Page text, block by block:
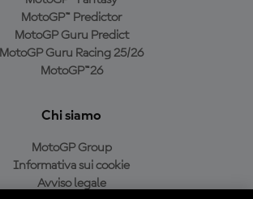
MotoGP™ Predictor
MotoGP Guru Predict
MotoGP Guru Racing 25/26
MotoGP™26
Chi siamo
MotoGP Group
Informativa sui cookie
Avviso legale